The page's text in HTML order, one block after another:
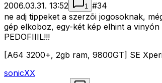
2006.03.31. 13:52 1 #34
ne adj tippeket a szerzõi jogosoknak,
gép elkoboz, egy-két kép elhint a vinyón
PEDOFIIIL!!!
[A64 3200+, 2gb ram, 9800GT] SE
sonicXX